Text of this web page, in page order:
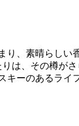
、素晴らしい
は、その樽が
ーのあるライ